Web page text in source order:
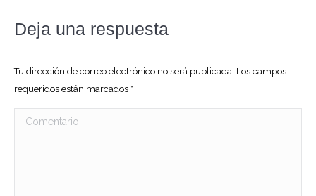
Deja una respuesta
Tu dirección de correo electrónico no será publicada. Los campos
requeridos están marcados *
Comentario